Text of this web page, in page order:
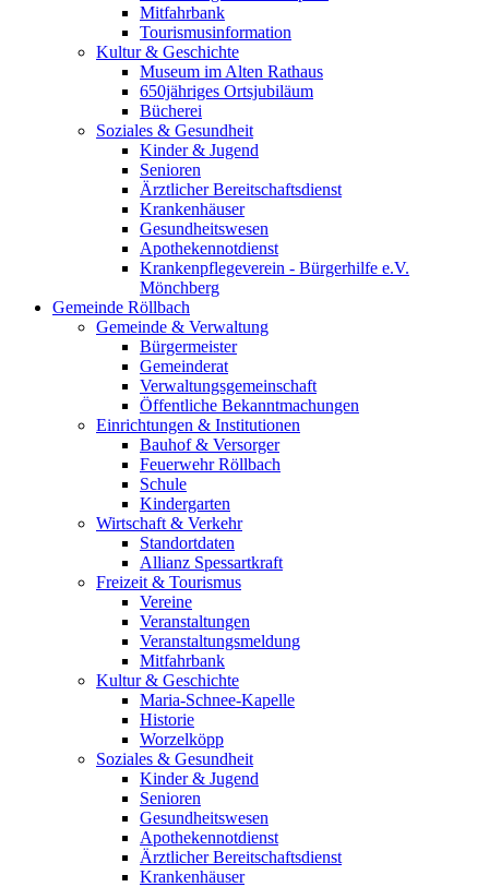
Mitfahrbank
Tourismusinformation
Kultur & Geschichte
Museum im Alten Rathaus
650jähriges Ortsjubiläum
Bücherei
Soziales & Gesundheit
Kinder & Jugend
Senioren
Ärztlicher Bereitschaftsdienst
Krankenhäuser
Gesundheitswesen
Apothekennotdienst
Krankenpflegeverein - Bürgerhilfe e.V.
Mönchberg
Gemeinde Röllbach
Gemeinde & Verwaltung
Bürgermeister
Gemeinderat
Verwaltungsgemeinschaft
Öffentliche Bekanntmachungen
Einrichtungen & Institutionen
Bauhof & Versorger
Feuerwehr Röllbach
Schule
Kindergarten
Wirtschaft & Verkehr
Standortdaten
Allianz Spessartkraft
Freizeit & Tourismus
Vereine
Veranstaltungen
Veranstaltungsmeldung
Mitfahrbank
Kultur & Geschichte
Maria-Schnee-Kapelle
Historie
Worzelköpp
Soziales & Gesundheit
Kinder & Jugend
Senioren
Gesundheitswesen
Apothekennotdienst
Ärztlicher Bereitschaftsdienst
Krankenhäuser